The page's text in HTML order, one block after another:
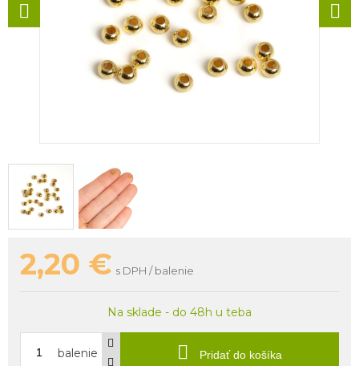
2,20 € s DPH / balenie
Na sklade - do 48h u teba
balenie Pridať do košíka